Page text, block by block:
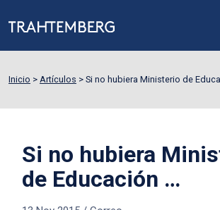
Inicio > Artículos > Si no hubiera Ministerio de
Si no hubiera
de Educación …